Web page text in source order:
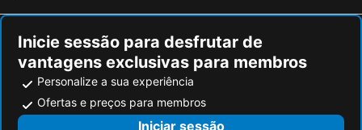
Inicie sessão para desfrutar de
vantagens exclusivas para membros
Personalize a sua experiência
Ofertas e preços para membros
Iniciar sessão